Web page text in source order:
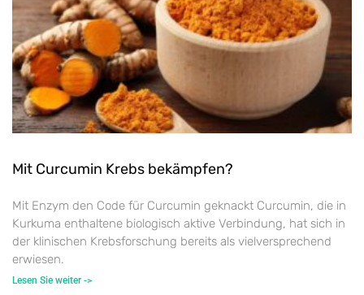
Mit Curcumin Krebs bekämpfen?
Mit Enzym den Code für Curcumin geknackt Curcumin, die in
Kurkuma enthaltene biologisch aktive Verbindung, hat sich in
der klinischen Krebsforschung bereits als vielversprechend
erwiesen.
Lesen Sie weiter ->